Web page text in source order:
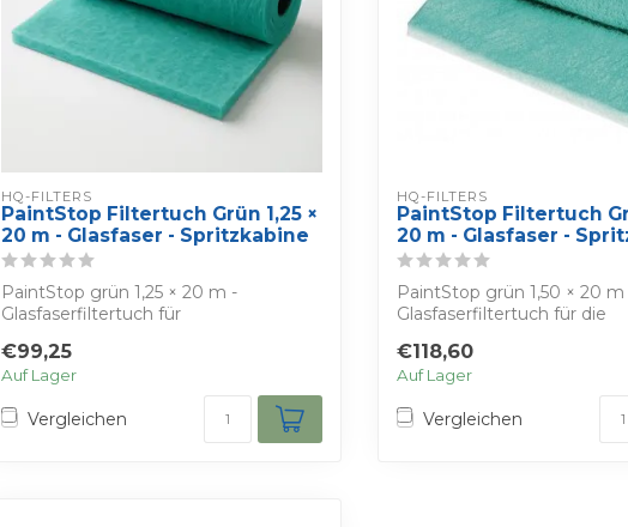
HQ-FILTERS
PaintStop Filtertuch Grün 1,25 ×
20 m - Glasfaser - Spritzkabine
PaintStop grün 1,25 × 20 m -
Glasfaserfiltertuch für
€99,25
Auf Lager
Vergleichen
HQ-FILTERS
PaintStop Filtertuch
20 m - Glasfaser -
PaintStop grün 1,50 × 20 m
Glasfaserfiltertuch für die
€118,60
Auf Lager
Vergleichen